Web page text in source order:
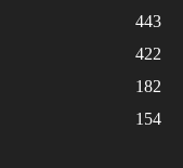
443
422
182
154